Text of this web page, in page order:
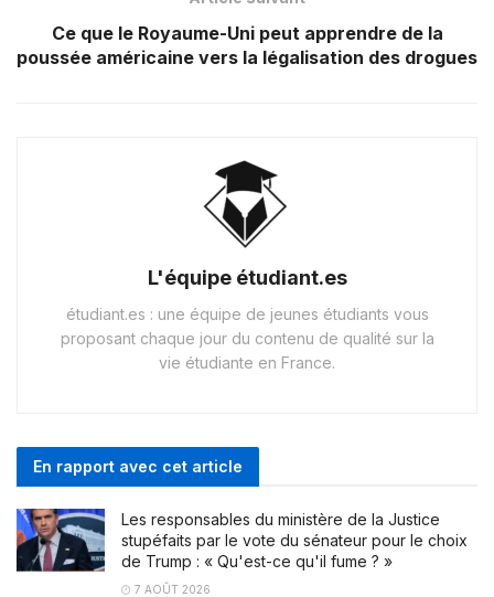
Ce que le Royaume-Uni peut apprendre de la
poussée américaine vers la légalisation des drogues
L'équipe étudiant.es
étudiant.es : une équipe de jeunes étudiants vous
proposant chaque jour du contenu de qualité sur la
vie étudiante en France.
En rapport avec cet article
Les responsables du ministère de la Justice
stupéfaits par le vote du sénateur pour le choix
de Trump : « Qu'est-ce qu'il fume ? »
7 AOÛT 2026